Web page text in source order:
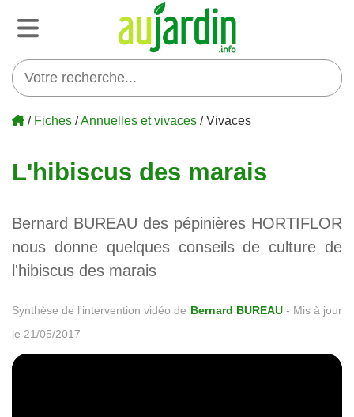
/ Fiches /Annuelles et vivaces / Vivaces
L'hibiscus des marais
Bernard BUREAU des pépinières HORTIFLOR
nous donne quelques conseils de culture de
l'hibiscus des marais
Synthèse de l'intervention vidéo de Bernard BUREAU - Mis à jour
le 21/05/2017